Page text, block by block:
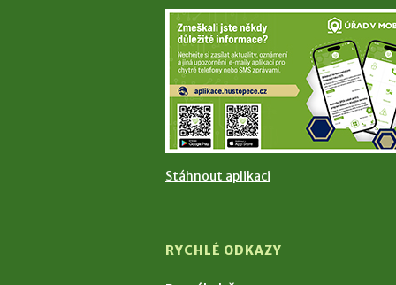
Stáhnout aplikaci
RYCHLÉ ODKAZY